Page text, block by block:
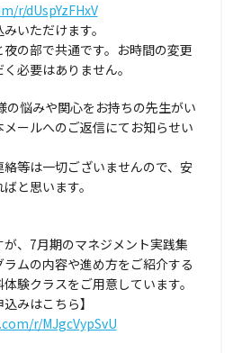
r/dUspYzFHxV
いただけます。
の部で共通です。お時間の変更
必要はありません。
悩みや関心をお持ちの先生がい
ールへのご返信にてお知らせい
等は一切ございませんので、安
と思います。
、7月期のマネジメント実践集
ムの内容や進め方をご紹介する
験クラスをご用意しています。
みはこちら】
r/MJgcVypSvU